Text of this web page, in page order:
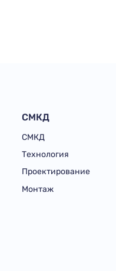
СМКД
СМКД
Технология
Проектирование
Монтаж